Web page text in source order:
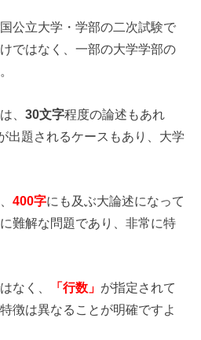
公立大学・学部の二次試験で
ではなく、一部の大学学部の
、30文字程度の論述もあれ
出題されるケースもあり、大学
400字にも及ぶ大論述になって
難解な問題であり、非常に特
なく、 「行数」 が指定されて
徴は異なることが明確ですよ